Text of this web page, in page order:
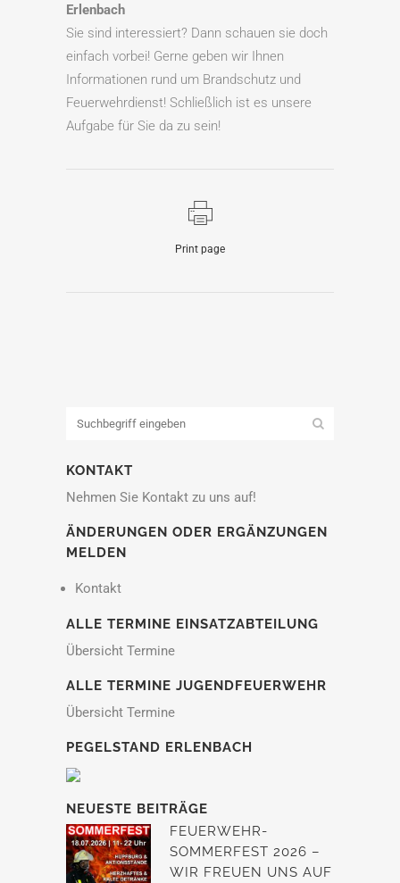
Erlenbach
Sie sind interessiert? Dann schauen sie doch
einfach vorbei! Gerne geben wir Ihnen
Informationen rund um Brandschutz und
Feuerwehrdienst! Schließlich ist es unsere
Aufgabe für Sie da zu sein!
Print page
KONTAKT
Nehmen Sie Kontakt zu uns auf!
ÄNDERUNGEN ODER ERGÄNZUNGEN
MELDEN
Kontakt
ALLE TERMINE EINSATZABTEILUNG
Übersicht Termine
ALLE TERMINE JUGENDFEUERWEHR
Übersicht Termine
PEGELSTAND ERLENBACH
NEUESTE BEITRÄGE
FEUERWEHR-
SOMMERFEST 2026 –
WIR FREUEN UNS AUF